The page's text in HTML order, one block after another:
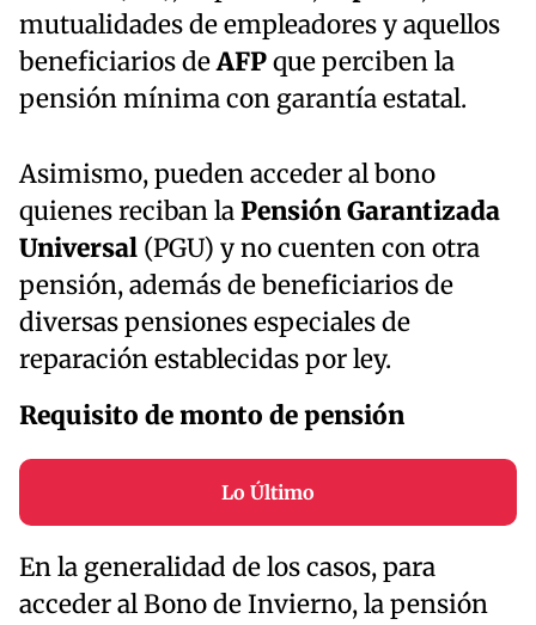
mutualidades de empleadores y aquellos
beneficiarios deAFPque perciben la
pensión mínima con garantía estatal.
Asimismo, pueden acceder al bono
quienes reciban laPensión Garantizada
Universal (PGU) y no cuenten con otra
pensión, además de beneficiarios de
diversas pensiones especiales de
reparación establecidas por ley.
Requisito de monto de pensión
Lo Último
En la generalidad de los casos, para
acceder al Bono de Invierno, la pensión